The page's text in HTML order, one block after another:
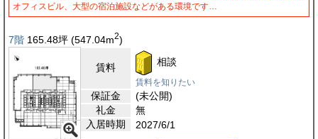
オフィスビル、大型の宿泊施設などがある環境です…
7階 165.48坪 (547.04m2)
賃料 相談
賃料を知りたい
保証金
(未公開)
礼金
無
入居時期
2027/6/1